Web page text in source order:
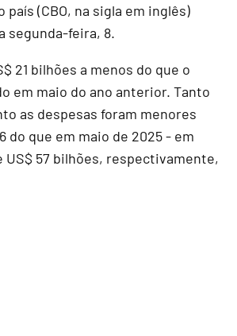
país (CBO, na sigla em inglês)
segunda-feira, 8.
21 bilhões a menos do que o
em maio do ano anterior. Tanto
as despesas foram menores
do que em maio de 2025 - em
US$ 57 bilhões, respectivamente,